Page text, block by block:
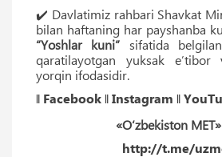
✔️ Davlatimiz rahbari Shavkat
bilan haftaning har payshanba
“Yoshlar kuni” sifatida
qaratilayotgan yuksak e’tibor
yorqin ifodasidir.
‖ Facebook‖Instagram ‖
«O‘zbekiston
http://t.me/